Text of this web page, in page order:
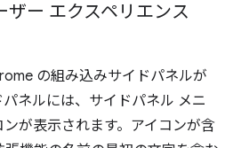
ー エクスペリエンス
の組み込みサイドパネルが
ネルには、サイドパネル メニ
が表示されます。アイコンが含